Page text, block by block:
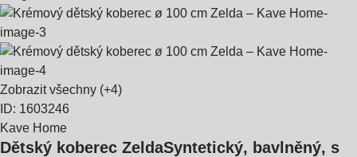
Zobrazit všechny (+4)
ID: 1603246
Kave Home
Dětský koberec ZeldaSyntetický, bavlněný, s